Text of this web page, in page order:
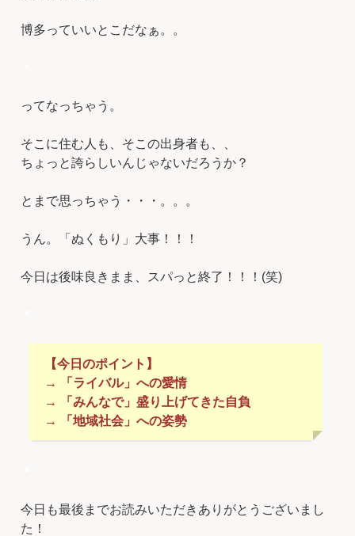
博多っていいとこだなぁ。。
ってなっちゃう。
そこに住む人も、そこの出身者も、、
ちょっと誇らしいんじゃないだろうか？
とまで思っちゃう・・・。。。
うん。「ぬくもり」大事！！！
今日は後味良きまま、スパっと終了！！！(笑)
【今日のポイント】
→ 「ライバル」への愛情
→ 「みんなで」盛り上げてきた自負
→ 「地域社会」への姿勢
今日も最後までお読みいただきありがとうございまし
た！